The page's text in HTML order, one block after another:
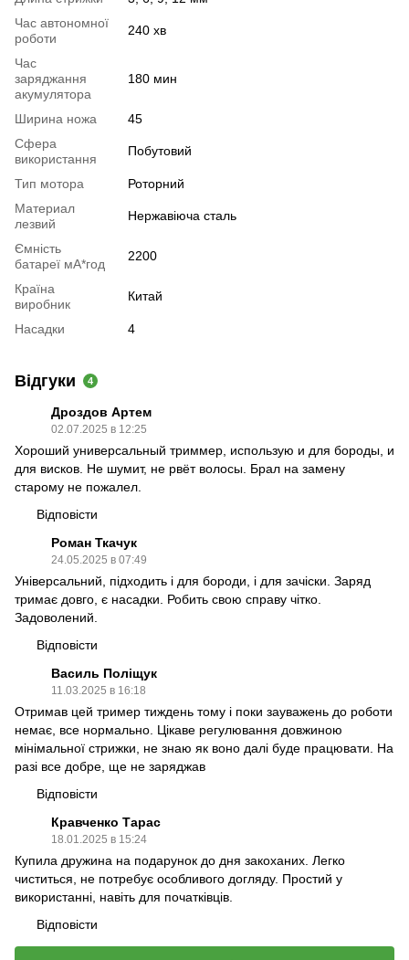
Час автономної
роботи
240 хв
Час
заряджання
акумулятора
180 мин
Ширина ножа
45
Сфера
використання
Побутовий
Тип мотора
Роторний
Материал
лезвий
Нержавіюча сталь
Ємність
батареї мА*год
2200
Країна
виробник
Китай
Насадки 4
Відгуки 4
Дроздов Артем
02.07.2025 в 12:25
Хороший универсальный триммер, использую и для бороды, и
для висков. Не шумит, не рвёт волосы. Брал на замену
старому не пожалел.
Відповісти
Роман Ткачук
24.05.2025 в 07:49
Універсальний, підходить і для бороди, і для зачіски. Заряд
тримає довго, є насадки. Робить свою справу чітко.
Задоволений.
Відповісти
Василь Поліщук
11.03.2025 в 16:18
Отримав цей тример тиждень тому і поки зауважень до роботи
немає, все нормально. Цікаве регулювання довжиною
мінімальної стрижки, не знаю як воно далі буде працювати. На
разі все добре, ще не заряджав
Відповісти
Кравченко Тарас
18.01.2025 в 15:24
Купила дружина на подарунок до дня закоханих. Легко
чиститься, не потребує особливого догляду. Простий у
використанні, навіть для початківців.
Відповісти